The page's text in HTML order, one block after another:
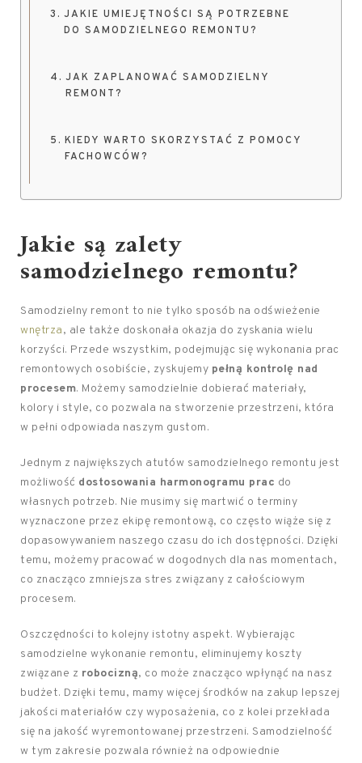
JAKIE UMIEJĘTNOŚCI SĄ POTRZEBNE
DO SAMODZIELNEGO REMONTU?
JAK ZAPLANOWAĆ SAMODZIELNY
REMONT?
KIEDY WARTO SKORZYSTAĆ Z POMOCY
FACHOWCÓW?
Jakie są zalety
samodzielnego remontu?
Samodzielny remont to nie tylko sposób na odświeżenie
wnętrza, ale także doskonała okazja do zyskania wielu
korzyści. Przede wszystkim, podejmując się wykonania prac
remontowych osobiście, zyskujemy pełną kontrolę nad
procesem. Możemy samodzielnie dobierać materiały,
kolory i style, co pozwala na stworzenie przestrzeni, która
w pełni odpowiada naszym gustom.
Jednym z największych atutów samodzielnego remontu jest
możliwość dostosowania harmonogramu prac do
własnych potrzeb. Nie musimy się martwić o terminy
wyznaczone przez ekipę remontową, co często wiąże się z
dopasowywaniem naszego czasu do ich dostępności. Dzięki
temu, możemy pracować w dogodnych dla nas momentach,
co znacząco zmniejsza stres związany z całościowym
procesem.
Oszczędności to kolejny istotny aspekt. Wybierając
samodzielne wykonanie remontu, eliminujemy koszty
związane z robocizną, co może znacząco wpłynąć na nasz
budżet. Dzięki temu, mamy więcej środków na zakup lepszej
jakości materiałów czy wyposażenia, co z kolei przekłada
się na jakość wyremontowanej przestrzeni. Samodzielność
w tym zakresie pozwala również na odpowiednie